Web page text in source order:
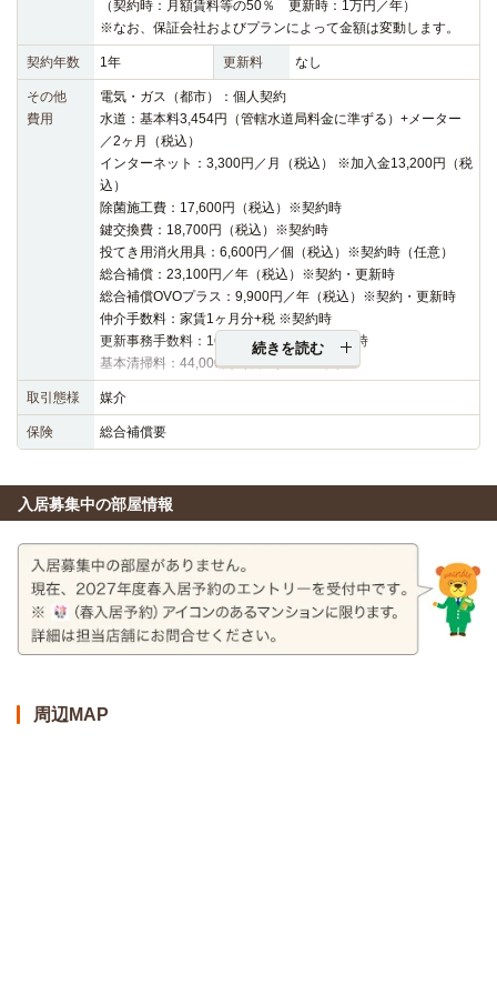
（契約時：月額賃料等の50％ 更新時：1万円／年）
※なお、保証会社およびプランによって金額は変動します。
契約年数 1年 更新料 なし
その他
費用
電気・ガス（都市）：個人契約
水道：基本料3,454円（管轄水道局料金に準ずる）+メーター
／2ヶ月（税込）
インターネット：3,300円／月（税込） ※加入金13,200円（税
込）
除菌施工費：17,600円（税込）※契約時
鍵交換費：18,700円（税込）※契約時
投てき用消火用具：6,600円／個（税込）※契約時（任意）
総合補償：23,100円／年（税込）※契約・更新時
総合補償OVOプラス：9,900円／年（税込）※契約・更新時
仲介手数料：家賃1ヶ月分+税 ※契約時
更新事務手数料：16,500円（税込）※更新時
基本清掃料：44,000円（税込）※退去時
続きを読む
取引態様 媒介
保険 総合補償要
入居募集中の部屋情報
周辺MAP